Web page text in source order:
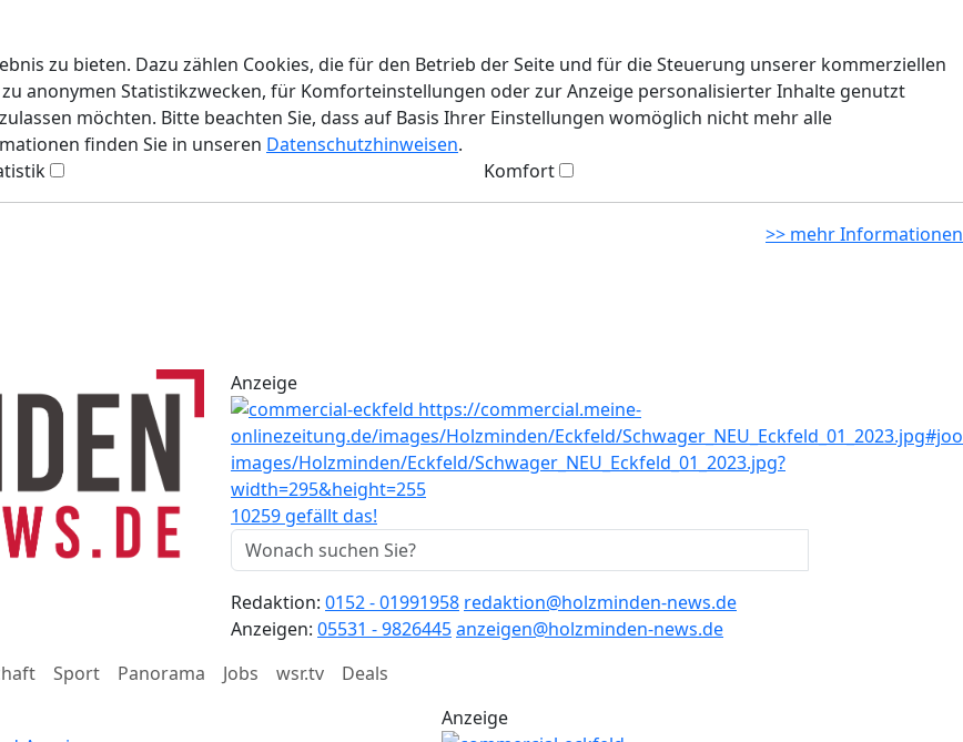
zu bieten. Dazu zählen Cookies, die für den Betrieb der Seite und für die Steuerung unserer kommerziellen
anonymen Statistikzwecken, für Komforteinstellungen oder zur Anzeige personalisierter Inhalte genutzt
möchten. Bitte beachten Sie, dass auf Basis Ihrer Einstellungen womöglich nicht mehr alle
finden Sie in unseren Datenschutzhinweisen.
Komfort
>> mehr Informationen
Anzeige
10259 gefällt das!
Redaktion: 0152 - 01991958 redaktion@holzminden-news.de
Anzeigen: 05531 - 9826445anzeigen@holzminden-news.de
Sport Panorama Jobs wsr.tv
Deals
Anzeige